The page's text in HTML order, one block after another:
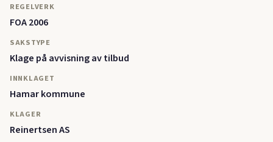
REGELVERK
FOA 2006
SAKSTYPE
Klage på avvisning av tilbud
INNKLAGET
Hamar kommune
KLAGER
Reinertsen AS